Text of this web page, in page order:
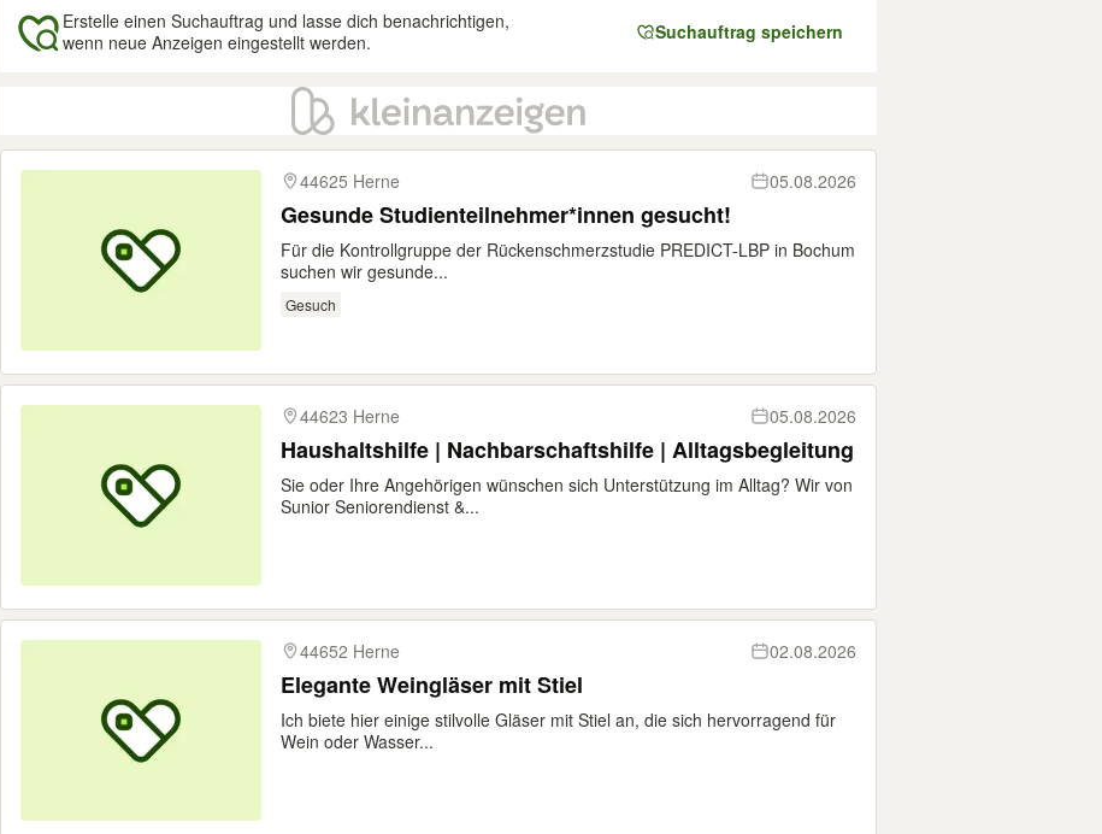
Erstelle einen Suchauftrag und lasse dich benachrichtigen,
wenn neue Anzeigen eingestellt werden.
Suchauftrag speichern
Ergebnisse
44625 Herne
05.08.2026
Gesunde Studienteilnehmer*innen gesucht!
Für die Kontrollgruppe der Rückenschmerzstudie PREDICT-LBP in Bochum
suchen wir gesunde...
Gesuch
44623 Herne 05.08.2026
Haushaltshilfe | Nachbarschaftshilfe | Alltagsbegleitung
Sie oder Ihre Angehörigen wünschen sich Unterstützung im Alltag? Wir von
Sunior Seniorendienst &...
44652 Herne 02.08.2026
Elegante Weingläser mit Stiel
Ich biete hier einige stilvolle Gläser mit Stiel an, die sich hervorragend für
Wein oder Wasser...